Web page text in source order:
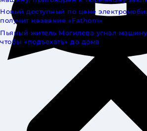
Новый доступный по цене
получит название «Fathom»
Пьяный житель Могилева угнал
чтобы «подъехать» до дома